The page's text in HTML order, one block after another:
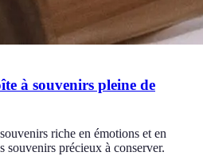
à souvenirs pleine de
riche en émotions et en
souvenirs précieux à conserver.